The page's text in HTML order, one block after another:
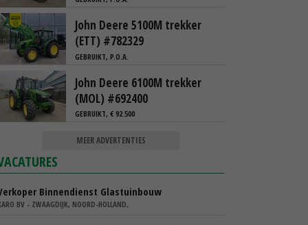
John Deere 5100M trekker
(ETT) #782329
GEBRUIKT, P.O.A.
John Deere 6100M trekker
(MOL) #692400
GEBRUIKT, € 92.500
MEER ADVERTENTIES
Binnendienst Glastuinbouw
BV - ZWAAGDIJK, NOORD-HOLLAND,